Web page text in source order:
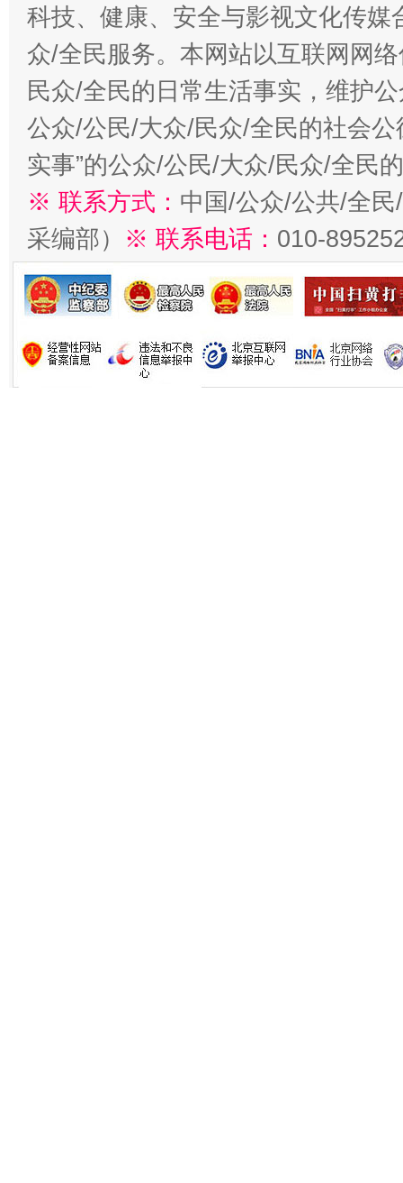
科技、健康、安全与影视文化传
众/全民服务。本网站以互联网网
民众/全民的日常生活事实，维护
公众/公民/大众/民众/全民的社会公
实事”的公众/公民/大众/民众/全民
※ 联系方式： 中国/公众/公共/全
采编部） ※ 联系电话： 010-